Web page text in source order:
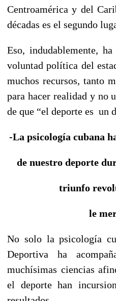
Centroamérica y del
décadas es el segundo
Eso, indudablemente,
voluntad política del
muchos recursos, tanto
para hacer realidad y no
de que “el deporte es un
-La psicología cubana
de nuestro deporte
triunfo
le
No solo la psicología
Deportiva ha
muchísimas ciencias
el deporte han